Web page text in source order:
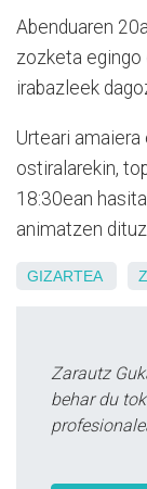
Abenduaren
zozketa egingo
irabazleek
Urteari amaiera
ostiralarekin,
18:30ean
animatzen
GIZARTEA
Zarautz
behar du